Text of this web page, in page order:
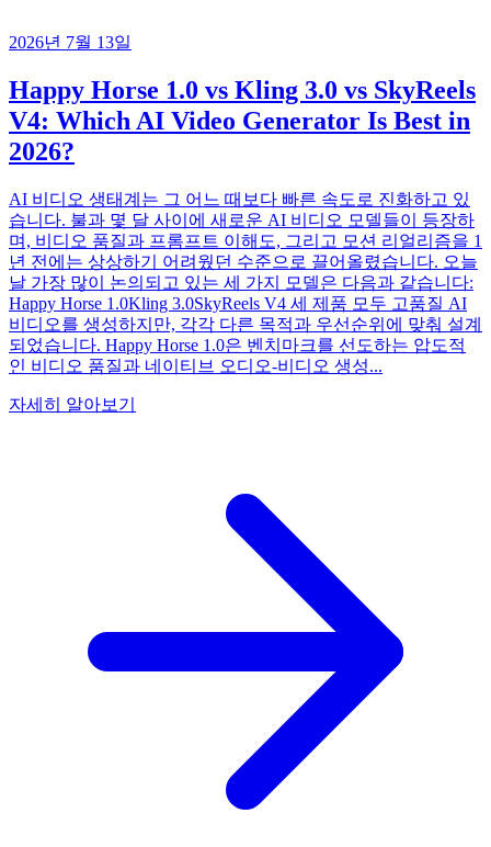
2026년 7월 13일
Happy Horse 1.0 vs Kling 3.0 vs SkyReels
V4: Which AI Video Generator Is Best in
2026?
AI 비디오 생태계는 그 어느 때보다 빠른 속도로 진화하고 있
습니다. 불과 몇 달 사이에 새로운 AI 비디오 모델들이 등장하
며, 비디오 품질과 프롬프트 이해도, 그리고 모션 리얼리즘을 1
년 전에는 상상하기 어려웠던 수준으로 끌어올렸습니다. 오늘
날 가장 많이 논의되고 있는 세 가지 모델은 다음과 같습니다:
Happy Horse 1.0Kling 3.0SkyReels V4 세 제품 모두 고품질 AI
비디오를 생성하지만, 각각 다른 목적과 우선순위에 맞춰 설계
되었습니다. Happy Horse 1.0은 벤치마크를 선도하는 압도적
인 비디오 품질과 네이티브 오디오-비디오 생성...
자세히 알아보기